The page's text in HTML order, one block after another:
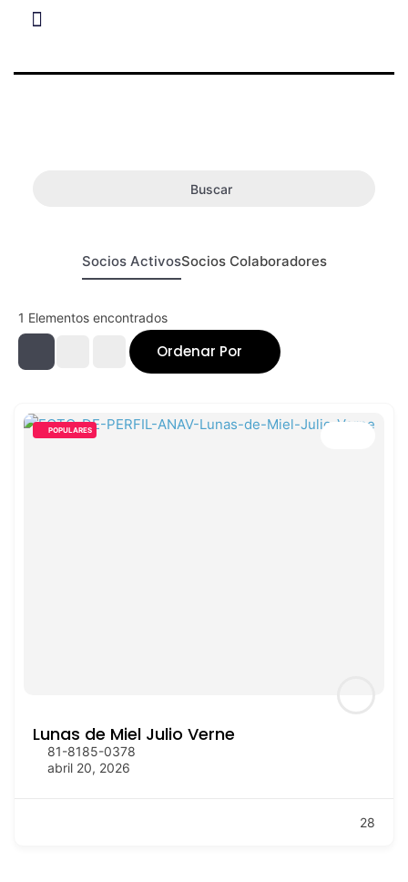
Buscar
Socios ActivosSocios Colaboradores
1 Elementos encontrados
Ordenar Por
POPULARES
Lunas de Miel Julio Verne
81-8185-0378
abril 20, 2026
28